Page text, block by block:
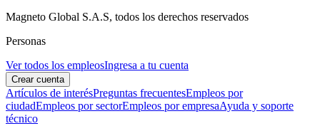
Magneto Global S.A.S, todos los derechos reservados
Personas
Ver todos los empleosIngresa a tu cuenta
Crear cuenta
Artículos de interésPreguntas frecuentesEmpleos por
ciudadEmpleos por sectorEmpleos por empresaAyuda y soporte
técnico